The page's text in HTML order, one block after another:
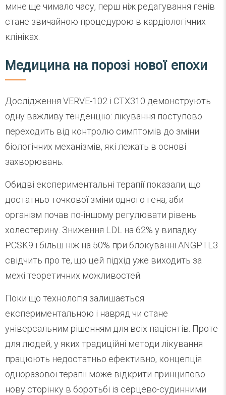
мине ще чимало часу, перш ніж редагування генів
стане звичайною процедурою в кардіологічних
клініках.
Медицина на порозі нової епохи
Дослідження VERVE-102 і CTX310 демонструють
одну важливу тенденцію: лікування поступово
переходить від контролю симптомів до зміни
біологічних механізмів, які лежать в основі
захворювань.
Обидві експериментальні терапії показали, що
достатньо точкової зміни одного гена, аби
організм почав по-іншому регулювати рівень
холестерину. Зниження LDL на 62% у випадку
PCSK9 і більш ніж на 50% при блокуванні ANGPTL3
свідчить про те, що цей підхід уже виходить за
межі теоретичних можливостей.
Поки що технологія залишається
експериментальною і навряд чи стане
універсальним рішенням для всіх пацієнтів. Проте
для людей, у яких традиційні методи лікування
працюють недостатньо ефективно, концепція
одноразової терапії може відкрити принципово
нову сторінку в боротьбі із серцево-судинними